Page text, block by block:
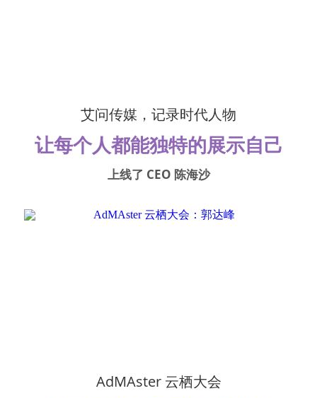
艾问传媒，记录时代人物
让每个人都能独特的展示自己
上线了 CEO 陈海沙
AdMAster 云栖大会